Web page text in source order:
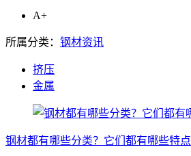
A+
所属分类： 钢材资讯
挤压
金属
钢材都有哪些分类？它们都有哪些特点